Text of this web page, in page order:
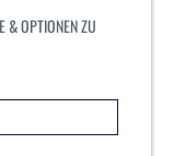
& OPTIONEN ZU